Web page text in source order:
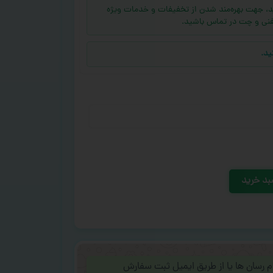
(بالای ۱۰ عدد) دارید، جهت بهره‌مند شدن از تخفیفات و خدمات ویژه
و چت در تماس باشید.
خرید
رسان ها یا از طریق ایمیل ثبت سفارش